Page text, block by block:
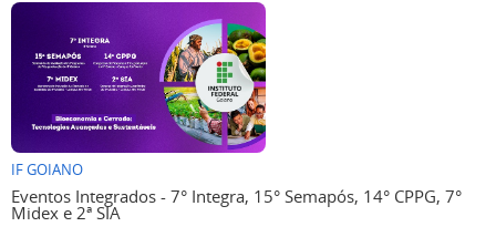
IF GOIANO
Eventos Integrados - 7° Integra, 15° Semapós, 14° CPPG, 7°
Midex e 2ª SIA